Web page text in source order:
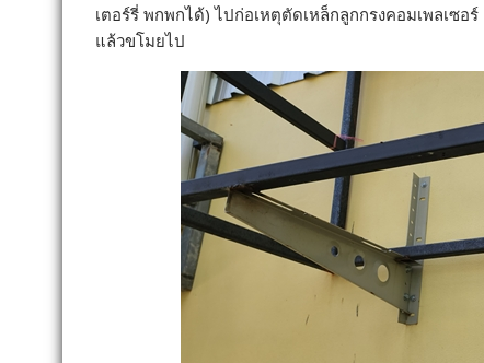
เตอร์รี่ พกพกได้) ไปก่อเหตุตัดเหล็กลูกกรงคอมเพลเซ
แล้วขโมยไป